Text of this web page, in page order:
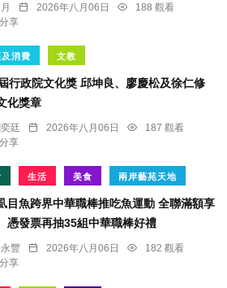
2026年八月06日
188 觀看
享
及消費 文教
行政院文化獎 邱坤良、廖慶松及徐仁修
化獎章
廷 2026年八月06日
187 觀看
享
生活 美食 兩岸藝苑天地
目魚跨界中華職棒推吃魚運動 全聯滿額享
發票再抽35組中華職棒好禮
豐 2026年八月06日
182 觀看
享